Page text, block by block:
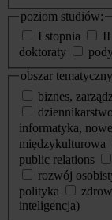
poziom studiów:
I stopnia
II
doktoraty
obszar
biznes,
informatyka,
międzykulturowa
public relations
rozwój
polityka
inteligencja)